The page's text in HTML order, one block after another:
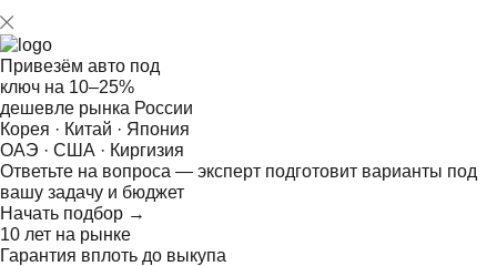
Привезём авто под
ключ на 10–25%
дешевле рынка России
Корея · Китай · Япония
ОАЭ · США · Киргизия
Ответьте на вопроса — эксперт подготовит варианты под
вашу задачу и бюджет
Начать подбор →
10 лет на рынке
Гарантия вплоть до выкупа